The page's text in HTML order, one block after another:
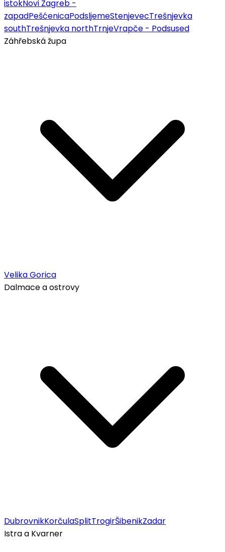
istokNovi Zagreb -
zapadPešćenicaPodsljemeStenjevecTrešnjevka
southTrešnjevka northTrnjeVrapče - Podsused
Záhřebská župa
Velika Gorica
Dalmace a ostrovy
DubrovnikKorčulaSplitTrogirŠibenikZadar
Istra a Kvarner